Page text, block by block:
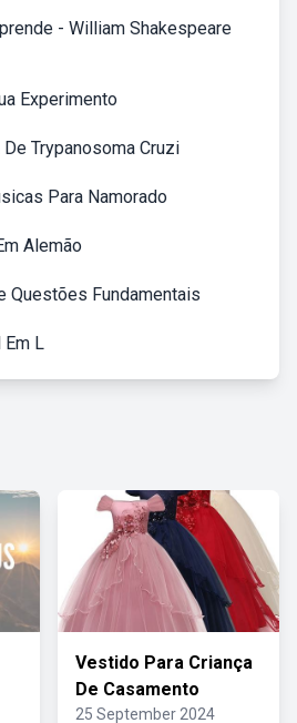
- William Shakespeare
Experimento
Trypanosoma Cruzi
Para Namorado
Alemão
Questões Fundamentais
Em L
Vestido Para Criança
De Casamento
25 September 2024